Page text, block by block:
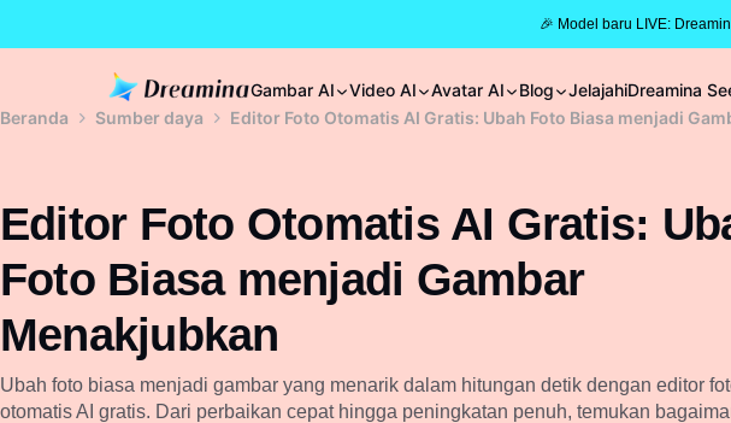
🎉 Model baru LIVE:
Gambar AI Video AI Avatar AI Blog JelajahiDreamina
Beranda
Sumber daya Editor Foto Otomatis AI Gratis: Ubah Foto Biasa menjadi
Editor Foto Otomatis AI Gratis:
Foto Biasa menjadi Gambar
Menakjubkan
Ubah foto biasa menjadi gambar yang menarik dalam hitungan detik dengan editor
otomatis AI gratis. Dari perbaikan cepat hingga peningkatan penuh, temukan